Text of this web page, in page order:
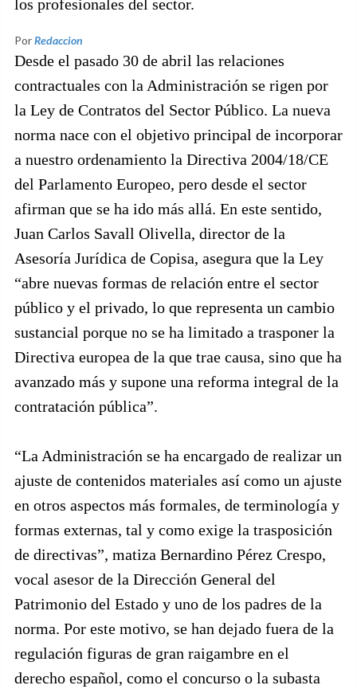
los profesionales del sector.
PorRedaccion
Desde el pasado 30 de abril las relaciones
contractuales con la Administración se rigen por
la Ley de Contratos del Sector Público. La nueva
norma nace con el objetivo principal de incorporar
a nuestro ordenamiento la Directiva 2004/18/CE
del Parlamento Europeo, pero desde el sector
afirman que se ha ido más allá. En este sentido,
Juan Carlos Savall Olivella, director de la
Asesoría Jurídica de Copisa, asegura que la Ley
“abre nuevas formas de relación entre el sector
público y el privado, lo que representa un cambio
sustancial porque no se ha limitado a trasponer la
Directiva europea de la que trae causa, sino que ha
avanzado más y supone una reforma integral de la
contratación pública”.
“La Administración se ha encargado de realizar un
ajuste de contenidos materiales así como un ajuste
en otros aspectos más formales, de terminología y
formas externas, tal y como exige la trasposición
de directivas”, matiza Bernardino Pérez Crespo,
vocal asesor de la Dirección General del
Patrimonio del Estado y uno de los padres de la
norma. Por este motivo, se han dejado fuera de la
regulación figuras de gran raigambre en el
derecho español, como el concurso o la subasta